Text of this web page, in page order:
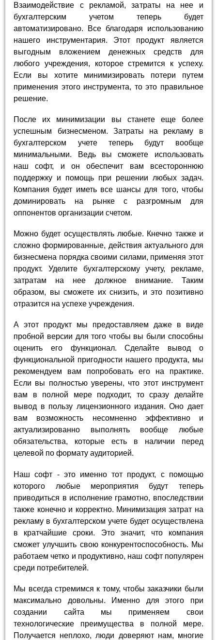
Взаимодействие с рекламой, затраты на нее и
бухгалтерским учетом теперь будет
автоматизировано. Все благодаря использованию
нашего инструментария. Этот продукт является
выгодным вложением денежных средств для
любого учреждения, которое стремится к успеху.
Если вы хотите минимизировать потери путем
применения этого инструмента, то это правильное
решение.
После их минимизации вы станете еще более
успешным бизнесменом. Затраты на рекламу в
бухгалтерском учете теперь будут вообще
минимальными. Ведь вы сможете использовать
наш софт, и он обеспечит вам всестороннюю
поддержку и помощь при решении любых задач.
Компания будет иметь все шансы для того, чтобы
доминировать на рынке с разгромным для
оппонентов организации счетом.
Можно будет осуществлять любые. Кнечно также и
сложно формированные, действия актуального для
бизнесмена порядка своими силами, применяя этот
продукт. Уделите бухгалтерскому учету, рекламе,
затратам на нее должное внимание. Таким
образом, вы сможете их снизить, и это позитивно
отразится на успехе учреждения.
А этот продукт мы предоставляем даже в виде
пробной версии для того чтобы вы были способны
оценить его функционал. Сделайте вывод о
функциональной пригодности нашего продукта, мы
рекомендуем вам попробовать его на практике.
Если вы полностью уверены, что этот инструмент
вам в полной мере подходит, то сразу делайте
вывод в пользу лицензионного издания. Оно дает
вам возможность несомненно эффективно и
актуализированно выполнять вообще любые
обязательства, которые есть в наличии перед
целевой по формату аудиторией.
Наш софт - это именно тот продукт, с помощью
которого любые мероприятия будут теперь
приводиться в исполнение грамотно, впоследствии
также конечно и корректно. Минимизация затрат на
рекламу в бухгалтерском учете будет осуществлена
в кратчайшие сроки. Это значит, что компания
сможет улучшить свою конкурентоспособность. Мы
работаем четко и продуктивно, наш софт популярен
среди потребителей.
Мы всегда стремимся к тому, чтобы заказчики были
максимально довольны. Именно для этого при
создании сайта мы применяем свои
технологические преимущества в полной мере.
Получается неплохо, люди доверяют нам, многие